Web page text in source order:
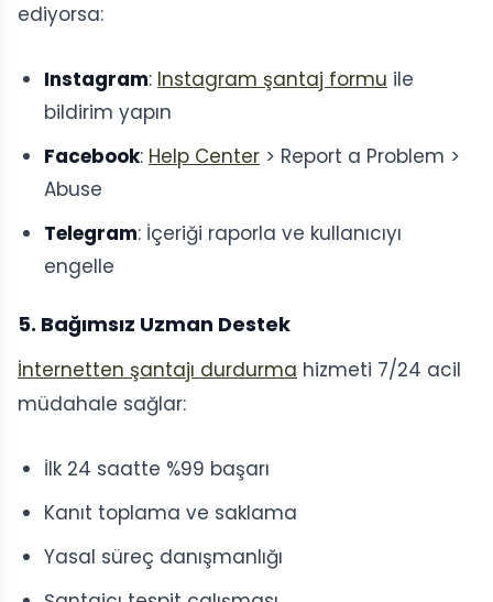
ediyorsa:
Instagram: Instagram şantaj formu ile
bildirim yapın
Facebook: Help Center > Report a Problem >
Abuse
Telegram: İçeriği raporla ve kullanıcıyı
engelle
5. Bağımsız Uzman Destek
İnternetten şantajı durdurma hizmeti 7/24 acil
müdahale sağlar:
İlk 24 saatte %99 başarı
Kanıt toplama ve saklama
Yasal süreç danışmanlığı